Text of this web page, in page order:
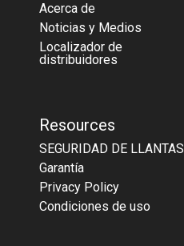
Acerca de
Noticias y Medios
Localizador de
distribuidores
Resources
SEGURIDAD DE LLANTAS
Garantía
Privacy Policy
Condiciones de uso